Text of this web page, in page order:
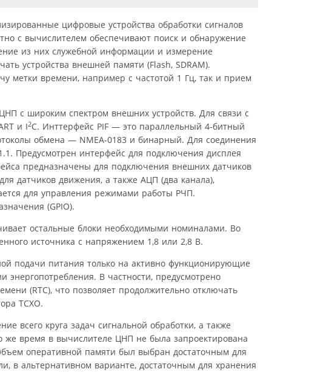
цифровые устройства обработки сигналов
с вычислителем обеспечивают поиск и обнаружение
из них служебной информации и измерение
устройства внешней памяти (Flash, SDRAM).
метки времени, например с частотой 1 Гц, так и прием
с широким спектром внешних устройств. Для связи с
и I2C. Инттерфейс PIF — это параллельный 4-битный
обмена — NMEA-0183 и бинарный. Для соединения
Предусмотрен интерфейс для подключения дисплея
предназначены для подключения внешних датчиков
датчиков движения, а также АЦП (два канала),
для управления режимами работы РЧП.
(GPIO).
остальные блоки необходимыми номиналами. Во
источника с напряжением 1,8 или 2,8 В.
подачи питания только на активно функционирующие
В частности, предусмотрено
(RTC), что позволяет продолжительно отключать
TCXO.
всего круга задач сигнальной обработки, а также
же время в вычислителе ЦНП не была запроектирована
оперативной памяти был выбран достаточным для
в альтернативном варианте, достаточным для хранения